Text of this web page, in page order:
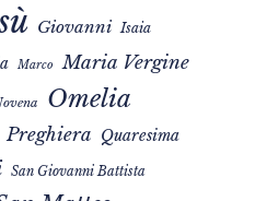
Giovanni Isaia
Marco Maria Vergine
Omelia
Preghiera Quaresima
San Giovanni Battista